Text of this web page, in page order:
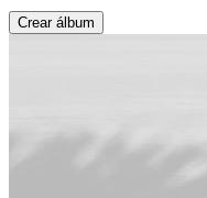
Crear álbum